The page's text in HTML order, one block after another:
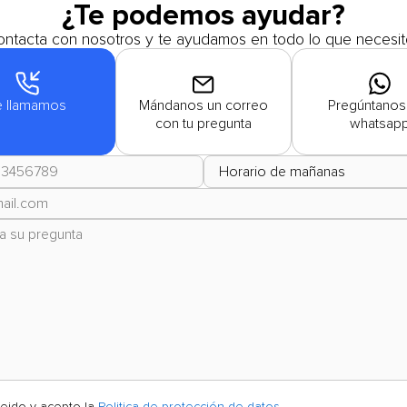
¿Te podemos ayudar?
con nosotros y te ayudamos en todo lo que
llamamos
Mándanos un correo
con tu pregunta